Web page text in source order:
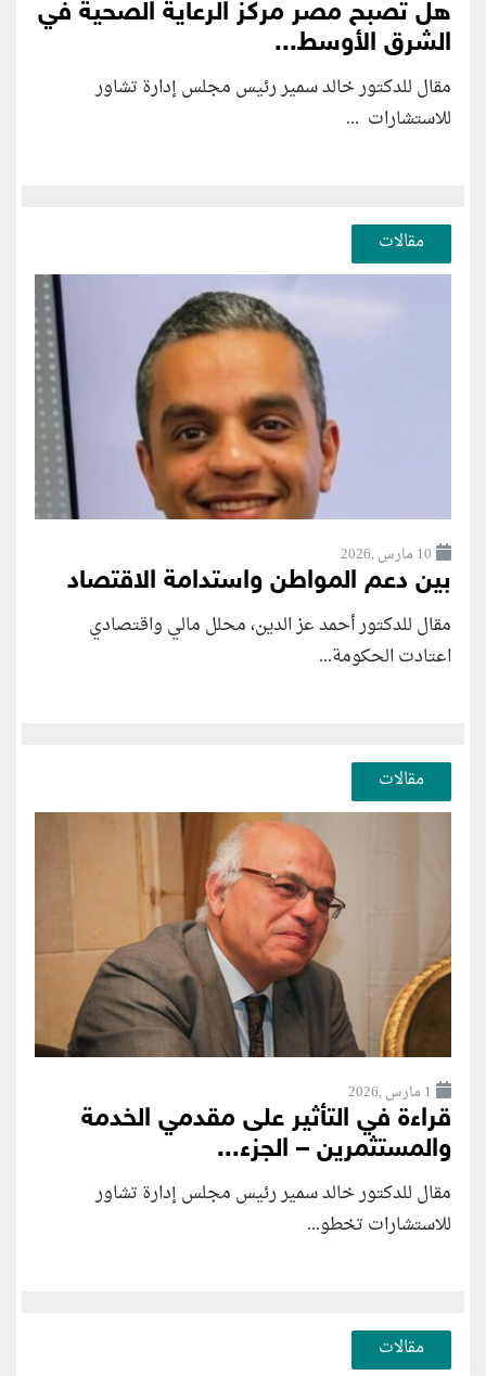
هل تصبح مصر مركز الرعاية الصحية في
الشرق الأوسط...
مقال للدكتور خالد سمير رئيس مجلس إدارة تشاور
للاستشارات ...
مقالات
10 مارس ,2026
بين دعم المواطن واستدامة الاقتصاد
مقال للدكتور أحمد عز الدين، محلل مالي واقتصادي
اعتادت الحكومة...
مقالات
1 مارس ,2026
قراءة في التأثير على مقدمي الخدمة
والمستثمرين – الجزء...
مقال للدكتور خالد سمير رئيس مجلس إدارة تشاور
للاستشارات تخطو...
مقالات